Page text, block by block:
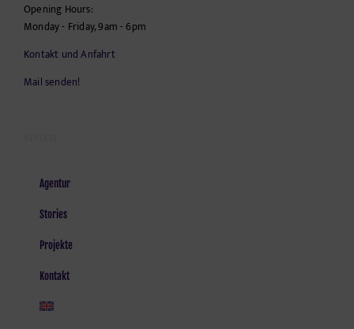
Opening Hours:
Monday - Friday, 9am - 6pm
Kontakt und Anfahrt
Mail senden!
Agentur
Stories
Projekte
Kontakt